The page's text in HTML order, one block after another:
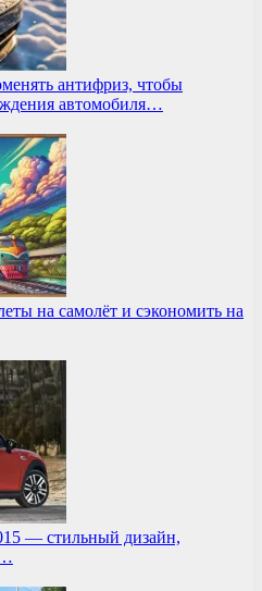
антифриз, чтобы
автомобиля…
на самолёт и сэкономить на
— стильный дизайн,